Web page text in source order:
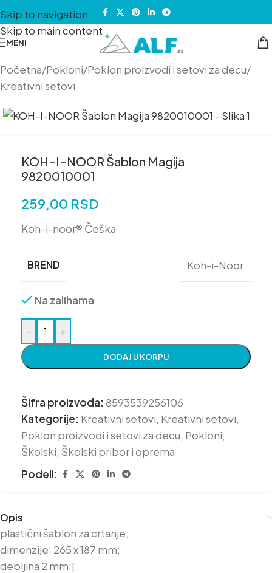
Skip to navigation
Skip to main content
MENI
Početna/Pokloni/Poklon proizvodi i setovi za decu/
Kreativni setovi
KOH-I-NOOR Šablon Magija
9820010001
259,00 RSD
Koh-i-noor® Češka
BREND Koh-i-Noor
Na zalihama
- +
DODAJ U KORPU
Šifra proizvoda: 8593539256106
Kategorije: Kreativni setovi, Kreativni setovi,
Poklon proizvodi i setovi za decu, Pokloni,
Školski, Školski pribor i oprema
Podeli:
Opis
plastični šablon za crtanje;
dimenzije: 265 x 187 mm;
debljina 2 mm;[